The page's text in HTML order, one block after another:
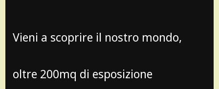
Vieni a scoprire il nostro mondo,
oltre 200mq di esposizione